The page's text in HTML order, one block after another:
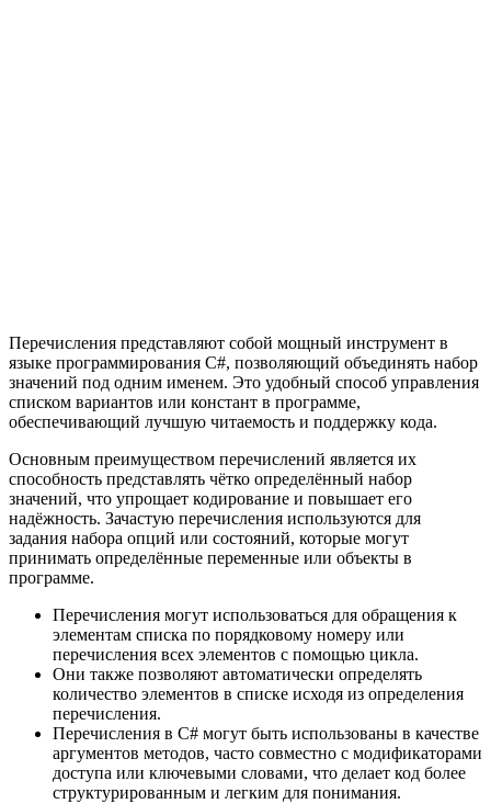
Перечисления представляют собой мощный инструмент в
языке программирования C#, позволяющий объединять набор
значений под одним именем. Это удобный способ управления
списком вариантов или констант в программе,
обеспечивающий лучшую читаемость и поддержку кода.
Основным преимуществом перечислений является их
способность представлять чётко определённый набор
значений, что упрощает кодирование и повышает его
надёжность. Зачастую перечисления используются для
задания набора опций или состояний, которые могут
принимать определённые переменные или объекты в
программе.
Перечисления могут использоваться для обращения к
элементам списка по порядковому номеру или
перечисления всех элементов с помощью цикла.
Они также позволяют автоматически определять
количество элементов в списке исходя из определения
перечисления.
Перечисления в C# могут быть использованы в качестве
аргументов методов, часто совместно с модификаторами
доступа или ключевыми словами, что делает код более
структурированным и легким для понимания.